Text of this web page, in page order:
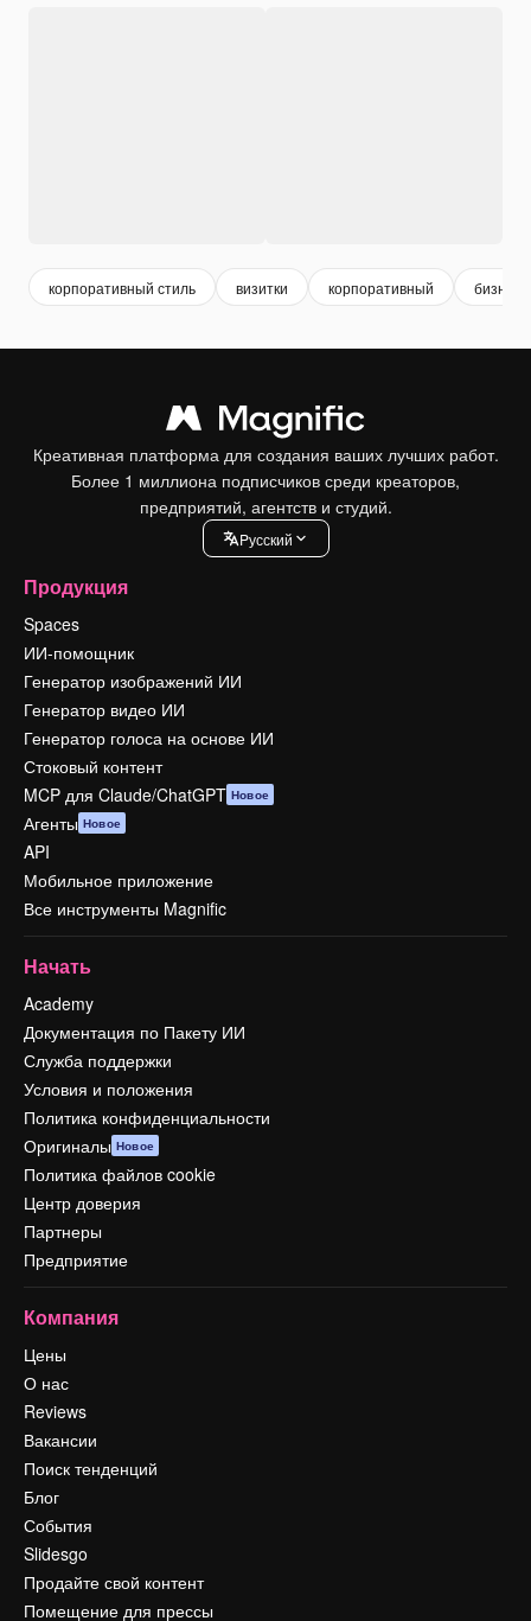
корпоративный стиль визитки корпоративный бизнес
Креативная платформа для создания ваших лучших работ.
Более 1 миллиона подписчиков среди креаторов,
предприятий, агентств и студий.
Pусский
Продукция
Spaces
ИИ-помощник
Генератор изображений ИИ
Генератор видео ИИ
Генератор голоса на основе ИИ
Стоковый контент
MCP для Claude/ChatGPT Новое
Агенты Новое
API
Мобильное приложение
Все инструменты Magnific
Начать
Academy
Документация по Пакету ИИ
Служба поддержки
Условия и положения
Политика конфиденциальности
Оригиналы Новое
Политика файлов cookie
Центр доверия
Партнеры
Предприятие
Компания
Цены
О нас
Reviews
Вакансии
Поиск тенденций
Блог
События
Slidesgo
Продайте свой контент
Помещение для прессы